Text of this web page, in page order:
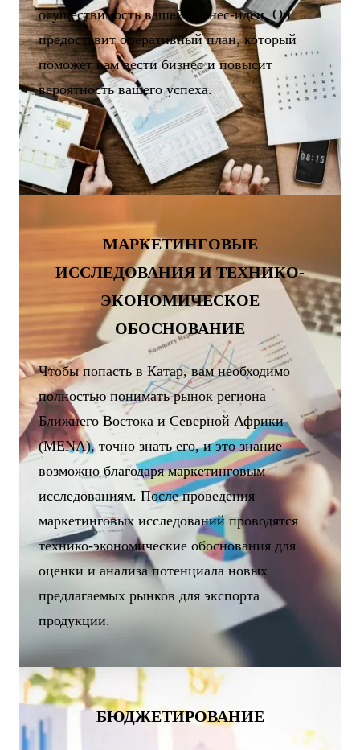
осуществимость вашей бизнес-идеи. Он
предоставит оперативный план, который
поможет вам вести бизнес и повысит
вероятность вашего успеха.
МАРКЕТИНГОВЫЕ
ИССЛЕДОВАНИЯ И ТЕХНИКО-
ЭКОНОМИЧЕСКОЕ
ОБОСНОВАНИЕ
Чтобы попасть в Катар, вам необходимо
полностью понимать рынок региона
Ближнего Востока и Северной Африки
(MENA), точно знать его, и это знание
возможно благодаря маркетинговым
исследованиям. После проведения
маркетинговых исследований проводятся
технико-экономические обоснования для
оценки и анализа потенциала новых
предлагаемых рынков для экспорта
продукции.
БЮДЖЕТИРОВАНИЕ